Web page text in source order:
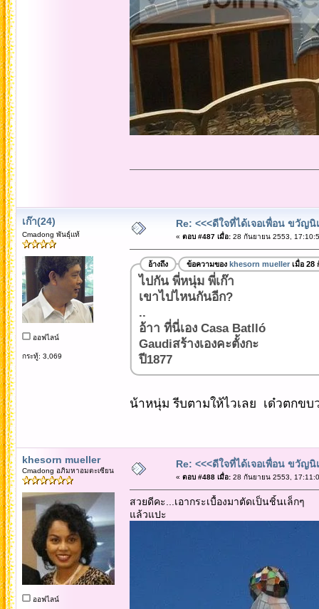
เก๊า(24)
Cmadong พันธุ์แท้
ออฟไลน์
กระทู้: 3,069
Re: <<<ดีใจที่ได้เจอเพื่อน ขวัญนิ
« ตอบ #487 เมื่อ:28 กันยายน 2553,
อ้างถึง ข้อความของ khesorn muellerเมื่อ 28
ไปกัน พี่หนุ่ม พี่เก๊า
เขาไปไหนกันอีก?
..
อ้าา ที่นี่เอง Casa Batlló
Gaudiสร้างเองคะตั้งกะ
ปี1877
น้าหนุ่ม รีบตามให้ไวเลย เด๋วตกขบ
khesorn mueller
Cmadong อภิมหาอมตะเซียน
ออฟไลน์
Re: <<<ดีใจที่ได้เจอเพื่อน ขวัญนิ
« ตอบ #488 เมื่อ:28 กันยายน 2553,
สวยดีคะ...เอากระเบื้องมาตัดเป็นชิ้นเล็กๆ
แล้วแปะ